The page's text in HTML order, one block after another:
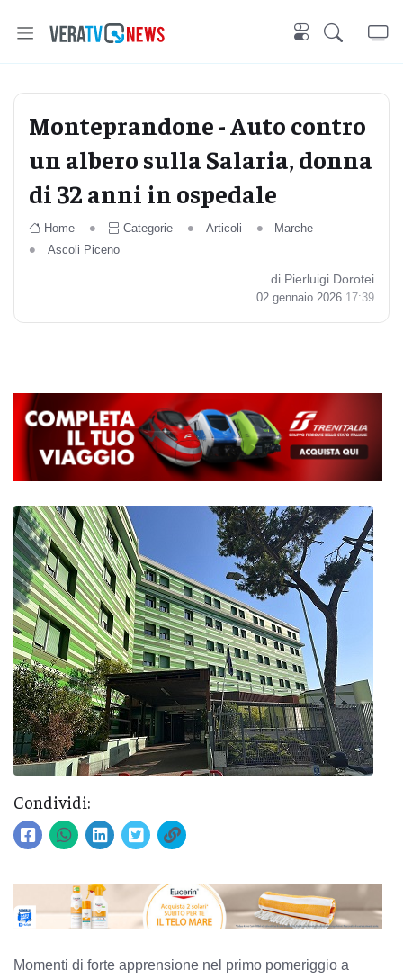
Monteprandone - Auto contro
un albero sulla Salaria, donna
di 32 anni in ospedale
Home Categorie Articoli
Marche
Ascoli Piceno
di Pierluigi Dorotei
02 gennaio 2026 17:39
Condividi:
Momenti di forte apprensione nel primo pomeriggio a